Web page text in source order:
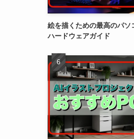
絵を描くための最高のパソ
ハードウェアガイド